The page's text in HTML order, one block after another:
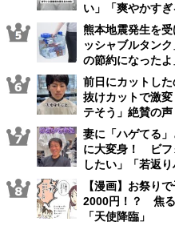
い」「爽やかす
熊本地震発生を
ッシャブルタン
の節約になったよ
前日にカットし
抜けカットで激
テそう」絶賛の声
妻に「ハゲてる
に大変身！ ビフ
したい」「若返り
【漫画】お祭り
2000円！？ 焦る
「天使降臨」